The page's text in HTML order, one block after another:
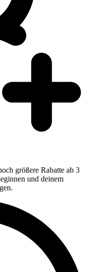
größere Rabatte ab 3
und deinem